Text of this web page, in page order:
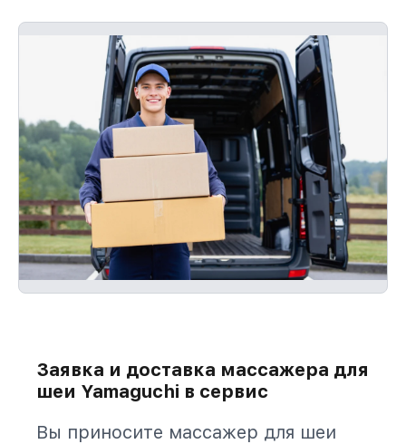
повторно без очереди.
Заявка и доставка массажера для
шеи Yamaguchi в сервис
Вы приносите массажер для шеи